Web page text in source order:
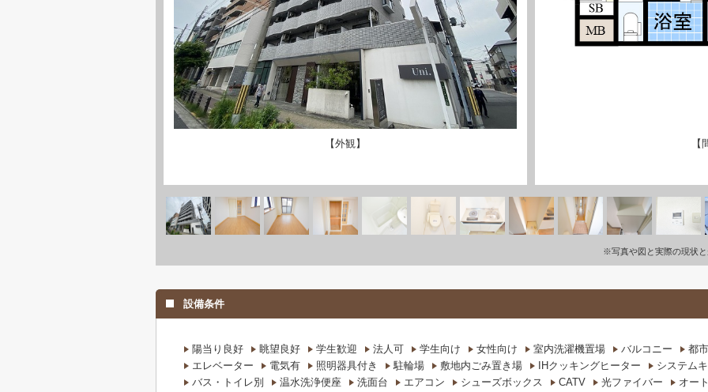
【外観】 【
※写真や図と実際の現状
設備条件
陽当り良好 眺望良好 学生歓迎 法人可 学生向け 女性向け 室内洗濯機置場 バルコニー
都
エレベーター
電気有 照明器具付き 駐輪場 敷地内ごみ置き場 IHクッキングヒーター
システム
バス・トイレ別
温水洗浄便座 洗面台 エアコン シューズボックス CATV 光ファイバー
オー